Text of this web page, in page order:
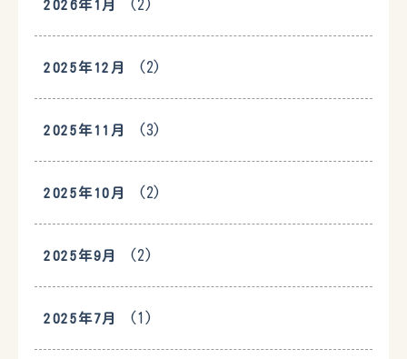
2026年1月 (2)
2025年12月 (2)
2025年11月 (3)
2025年10月 (2)
2025年9月 (2)
2025年7月 (1)